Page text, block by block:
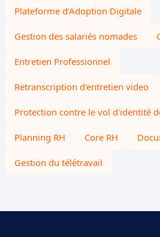
Plateforme d'Adoption Digitale
Gestion des salariés nomades
Entretien Professionnel
Retranscription d'entretien video
Protection contre le vol d'identité
Planning RH Core RH
Gestion du télétravail